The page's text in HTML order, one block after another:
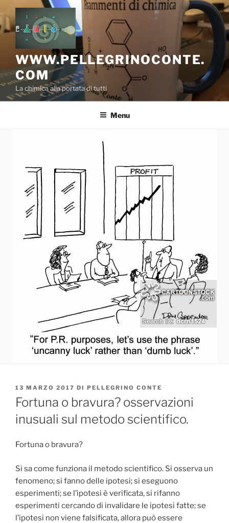
Salta
al
contenuto
WWW.PELLEGRINOCONTE.
COM
La chimica alla portata di tutti
Menu
PUBBLICATO
IL
13 MARZO 2017 DI PELLEGRINO CONTE
Fortuna o bravura? osservazioni
inusuali sul metodo scientifico.
Fortuna o bravura?
Si sa come funziona il metodo scientifico. Si osserva un
fenomeno; si fanno delle ipotesi; si eseguono
esperimenti; se l’ipotesi è verificata, si rifanno
esperimenti cercando di invalidare le ipotesi fatte; se
l’ipotesi non viene falsificata, allora può essere